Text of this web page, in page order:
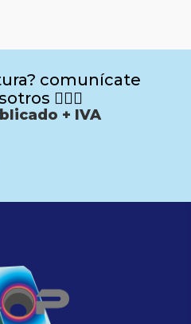
comunícate
🙋🏻‍♂️
+ IVA